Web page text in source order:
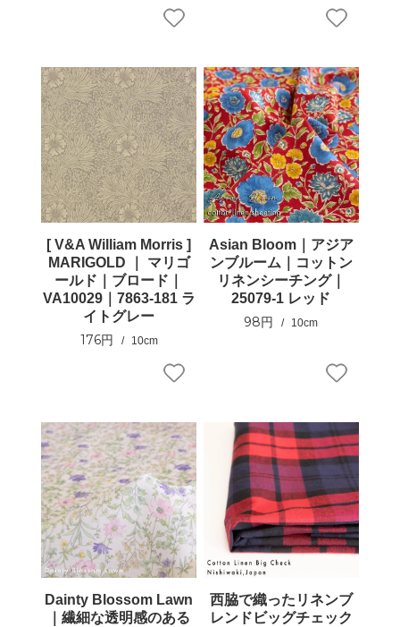
[ V&A William Morris ]
MARIGOLD ｜ マリゴ
ールド｜ブロード｜
VA10029｜7863-181 ラ
イトグレー
176円 10cm
Asian Bloom｜アジア
ンブルーム｜コットン
リネンシーチング｜
25079-1 レッド
98円 10cm
Dainty Blossom Lawn
｜繊細な透明感のある
西脇で織ったリネンブ
レンドビッグチェック